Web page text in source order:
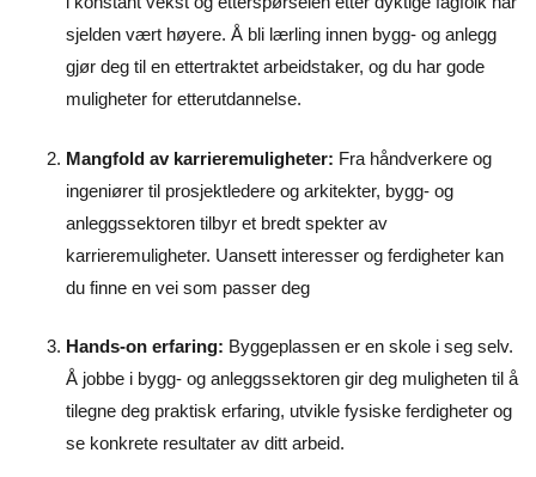
sjelden vært høyere. Å bli lærling innen bygg- og anlegg
gjør deg til en ettertraktet arbeidstaker, og du har gode
muligheter for etterutdannelse.
Mangfold av karrieremuligheter: Fra håndverkere og
ingeniører til prosjektledere og arkitekter, bygg- og
anleggssektoren tilbyr et bredt spekter av
karrieremuligheter. Uansett interesser og ferdigheter kan
du finne en vei som passer deg
Hands-on erfaring: Byggeplassen er en skole i seg selv.
Å jobbe i bygg- og anleggssektoren gir deg muligheten til å
tilegne deg praktisk erfaring, utvikle fysiske ferdigheter og
se konkrete resultater av ditt arbeid.